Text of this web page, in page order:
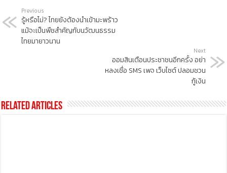
Previous
รู้หรือไม่? ไทยยังต้องนำเข้ามะพร้าว
แม้จะเป็นพืชสำคัญกับนวัฒนธรรม
ไทยมายาวนาน
Next
ออมสินเตือนประชาชนอีกครั้ง อย่า
หลงเชื่อ SMS เพจ เว็บไซต์ ปลอมชวน
กู้เงิน
Related Articles